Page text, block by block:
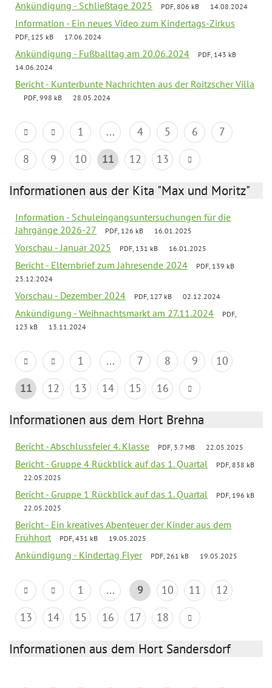
Ankündigung - Schließtage 2025 PDF, 806 kB 14.08.2024
Information - Ein neues Video zum Kindertags-Zirkus
PDF, 125 kB 17.06.2024
Ankündigung - Fußballtag am 20.06.2024
PDF, 143 kB
14.06.2024
Bericht - Kunterbunte Nachrichten aus der Roitzscher Villa
PDF, 998 kB 28.05.2024
1 ... 4 5 6
7
8
9 10 11 12 13
Informationen aus der Kita "Max und Moritz"
Information - Schuleingangsuntersuchungen für die
Jahrgänge 2026-27
PDF, 126 kB 16.01.2025
Vorschau - Januar 2025 PDF, 131 kB 16.01.2025
Bericht - Elternbrief zum Jahresende 2024
PDF, 139 kB
23.12.2024
Vorschau - Dezember 2024 PDF, 127 kB 02.12.2024
Ankündigung - Weihnachtsmarkt am 27.11.2024
PDF,
123 kB
13.11.2024
1 ... 7 8 9
10
11
12 13 14 15 16
Informationen aus dem Hort Brehna
Bericht - Abschlussfeier 4. Klasse PDF, 3.7 MB 22.05.2025
Bericht - Gruppe 4 Rückblick auf das 1. Quartal
PDF, 838 kB
22.05.2025
Bericht - Gruppe 1 Rückblick auf das 1. Quartal
PDF, 196 kB
22.05.2025
Bericht - Ein kreatives Abenteuer der Kinder aus dem
Frühhort
PDF, 431 kB 19.05.2025
Ankündigung - Kindertag Flyer PDF, 261 kB 19.05.2025
1 ... 9 10 11
12
13
14 15 16 17 18
Informationen aus dem Hort Sandersdorf